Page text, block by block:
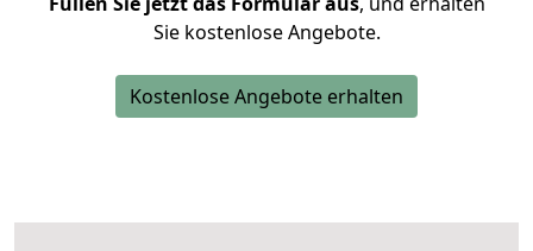
Sie kostenlose Angebote.
Kostenlose Angebote erhalten